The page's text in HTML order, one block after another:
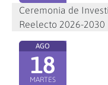
Ceremonia de
Reelecto 2026-2030
AGO
18
MARTES